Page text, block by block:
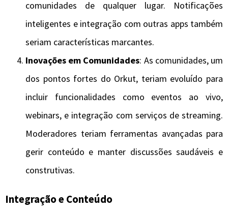
comunidades de qualquer lugar. Notificações
inteligentes e integração com outras apps também
seriam características marcantes.
Inovações em Comunidades: As comunidades, um
dos pontos fortes do Orkut, teriam evoluído para
incluir funcionalidades como eventos ao vivo,
webinars, e integração com serviços de streaming.
Moderadores teriam ferramentas avançadas para
gerir conteúdo e manter discussões saudáveis e
construtivas.
Integração e Conteúdo